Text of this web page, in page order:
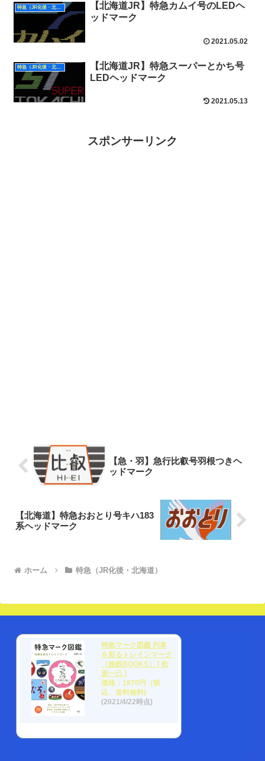
【北海道JR】特急カムイ号のLEDヘ
ッドマーク
2021.05.02
特急（JR化後・北海道）
【北海道JR】特急スーパーとかち号
LEDヘッドマーク
2021.05.13
スポンサーリンク
【急・羽】急行比叡号羽根つきヘ
ッドマーク
【北海道】特急おおとり号キハ183
系ヘッドマーク
ホーム 特急（JR化後・北海道）
特急マーク図鑑 列車
を彩るトレインマーク
（旅鉄BOOKS） [ 松
原一己 ]
価格：1870円（税
込、送料無料)
(2021/4/22時点)